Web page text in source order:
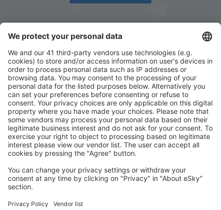
Stáhněte si naši aplikacia plánujte své cesty
pohodlně
Naplánujte si cestu
Letenky